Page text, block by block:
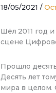
18/05/2021/
Шёл 2011 год
сцене
Прошло
Десять лет
мира в целом.